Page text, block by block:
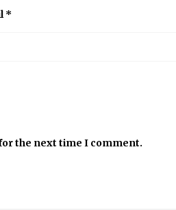
*
the next time I comment.